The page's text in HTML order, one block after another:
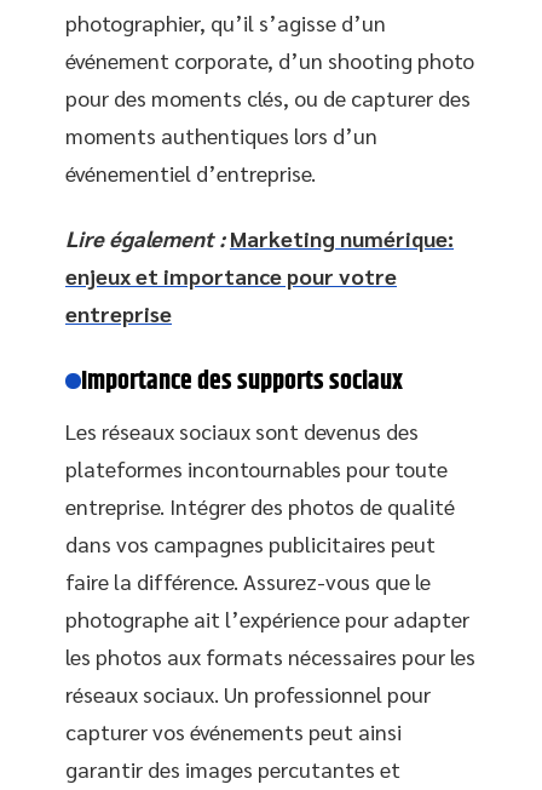
photographier, qu’il s’agisse d’un
événement corporate, d’un shooting photo
pour des moments clés, ou de capturer des
moments authentiques lors d’un
événementiel d’entreprise.
Lire également : Marketing numérique:
enjeux et importance pour votre
entreprise
Importance des supports sociaux
Les réseaux sociaux sont devenus des
plateformes incontournables pour toute
entreprise. Intégrer des photos de qualité
dans vos campagnes publicitaires peut
faire la différence. Assurez-vous que le
photographe ait l’expérience pour adapter
les photos aux formats nécessaires pour les
réseaux sociaux. Un professionnel pour
capturer vos événements peut ainsi
garantir des images percutantes et